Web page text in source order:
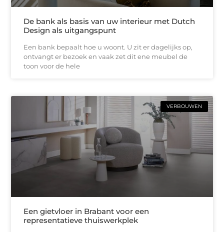
De bank als basis van uw interieur met Dutch
Design als uitgangspunt
Een bank bepaalt hoe u woont. U zit er dagelijks op,
ontvangt er bezoek en vaak zet dit ene meubel de
toon voor de hele
VERBOUWEN
Een gietvloer in Brabant voor een
representatieve thuiswerkplek